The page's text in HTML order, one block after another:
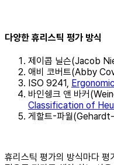
다양한 휴리스틱 평가 방식
제이콥 닐슨(Jacob
애비 코버트(Abby
ISO 9241,
바인쉥크 앤 바커
Classification of
게할트-파월
휴리스틱 평가의 방식마다 평